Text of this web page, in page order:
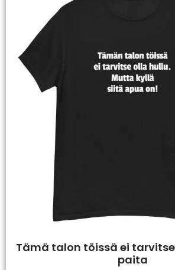
Tämä talon töissä ei
paita